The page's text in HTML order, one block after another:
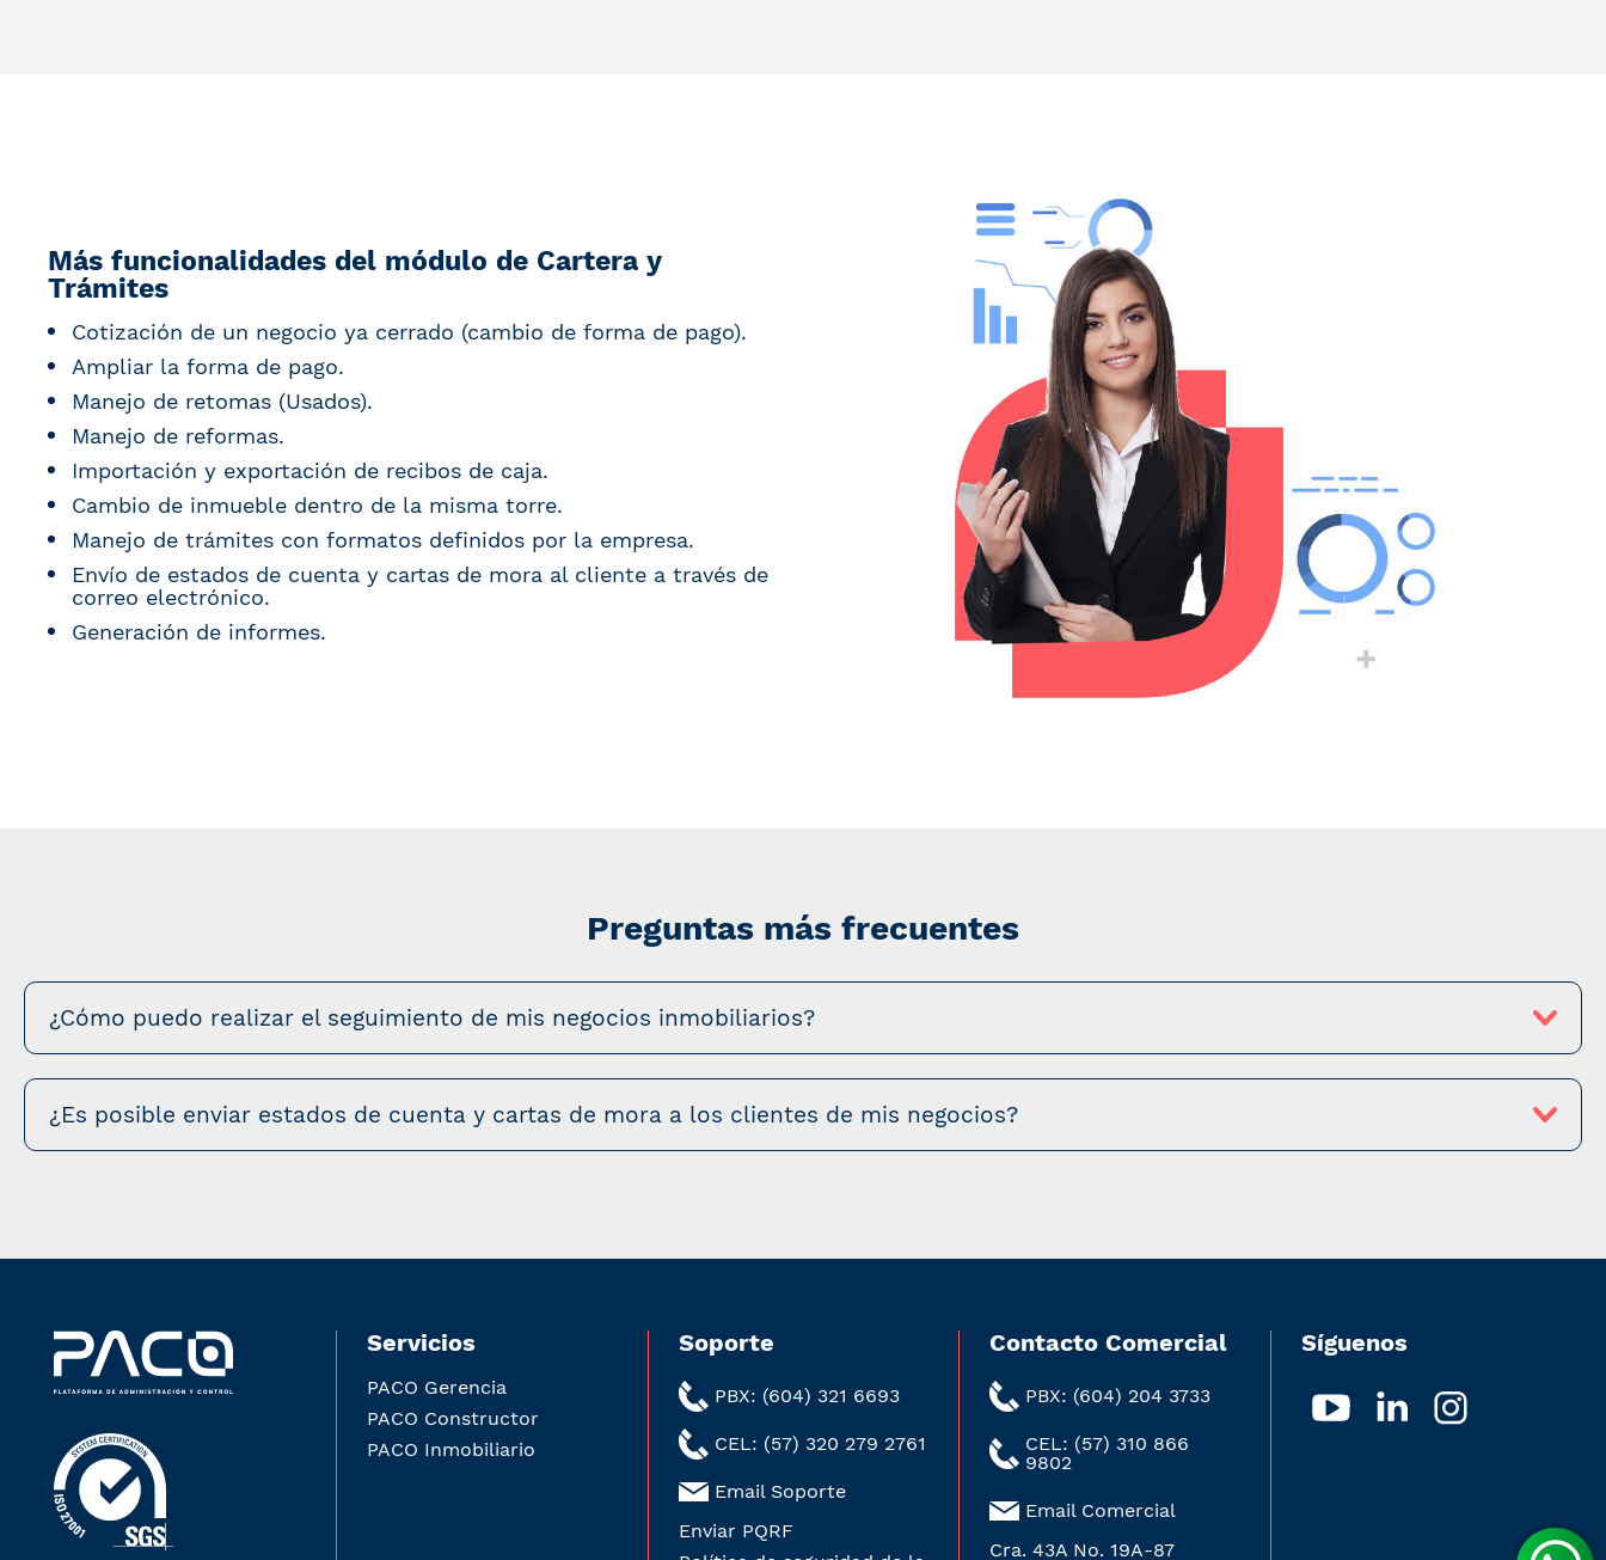
Más funcionalidades del módulo de Cartera y
Trámites
Cotización de un negocio ya cerrado (cambio de forma de pago).
Ampliar la forma de pago.
Manejo de retomas (Usados).
Manejo de reformas.
Importación y exportación de recibos de caja.
Cambio de inmueble dentro de la misma torre.
Manejo de trámites con formatos definidos por la empresa.
Envío de estados de cuenta y cartas de mora al cliente a través de
correo electrónico.
Generación de informes.
Preguntas más frecuentes
¿Cómo puedo realizar el seguimiento de mis negocios inmobiliarios?
¿Es posible enviar estados de cuenta y cartas de mora a los clientes de mis negocios?
Servicios
PACO Gerencia
PACO Constructor
PACO Inmobiliario
Soporte
PBX: (604) 321 6693
CEL: (57) 320 279 2761
Email Soporte
Enviar PQRF
Contacto Comercial
PBX: (604) 204 3733
CEL: (57) 310 866
9802
Email Comercial
Cra. 43A No. 19A-87
Síguenos